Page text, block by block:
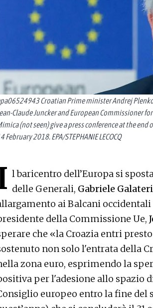
Croatian Prime minister Andrej
Claude Juncker and European Commissioner
(not seen) give a press conference at the
February 2018. EPA/STEPHANIE LECOCQ
l baricentro dell’Europa si
delle Generali, Gabriele
ai Balcani occidentali
della Commissione Ue,
che «la Croazia entri
non solo l'entrata della
zona euro, esprimendo la
per l'adesione allo spazio
europeo entro la fine del